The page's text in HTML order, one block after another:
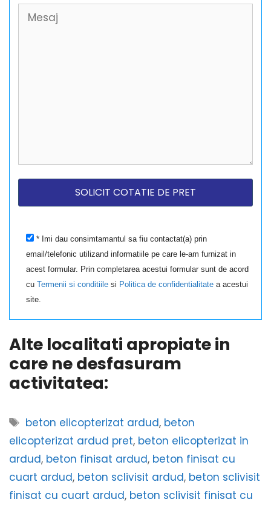
* Imi dau consimtamantul sa fiu contactat(a) prin
email/telefonic utilizand informatiile pe care le-am furnizat in
acest formular. Prin completarea acestui formular sunt de acord
cuTermenii si conditiile si Politica de confidentialitate a acestui
site.
Alte localitati apropiate in
care ne desfasuram
activitatea:
Etichete
beton elicopterizat ardud, beton
elicopterizat ardud pret, beton elicopterizat in
ardud, beton finisat ardud, beton finisat cu
cuart ardud, beton sclivisit ardud, beton sclivisit
finisat cu cuart ardud, beton sclivisit finisat cu